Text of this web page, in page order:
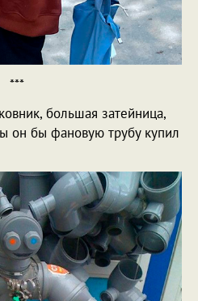
***
большая затейница,
он бы фановую трубу купил